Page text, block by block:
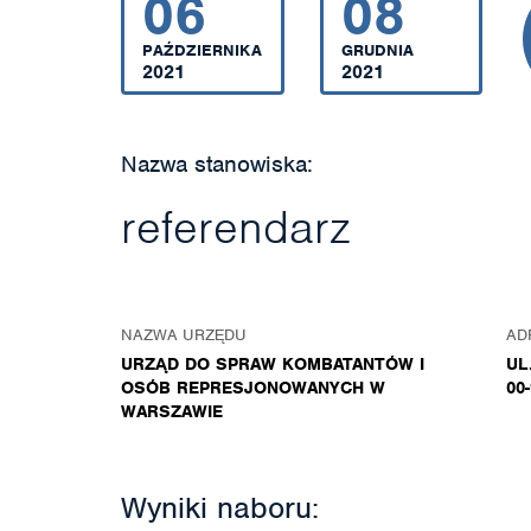
06
PAŹDZIERNIKA
2021
08
GRUDNIA
2021
Nazwa stanowiska:
referendarz
NAZWA URZĘDU
URZĄD DO SPRAW KOMBATANTÓW I
OSÓB REPRESJONOWANYCH W
WARSZAWIE
Wyniki naboru: